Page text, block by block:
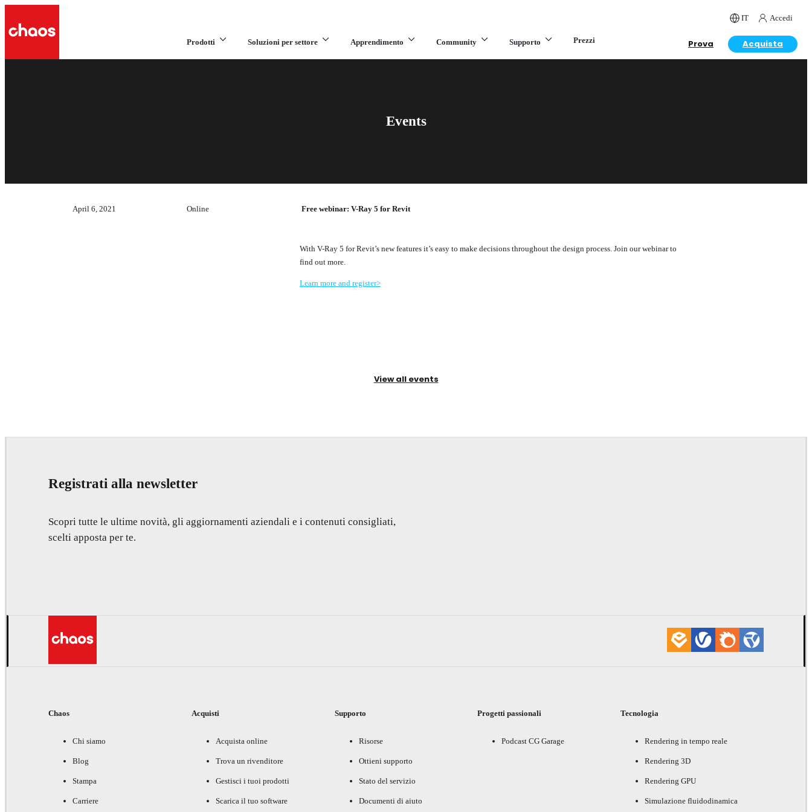
IT Accedi
Prodotti Soluzioni per settore Apprendimento Community Supporto Prezzi Prova Acquista
Events
April 6, 2021 Online Free webinar: V-Ray 5 for Revit
With V-Ray 5 for Revit’s new features it’s easy to make decisions throughout the design process. Join our webinar to
find out more.
Learn more and register>
View all events
Registrati alla newsletter
Scopri tutte le ultime novità, gli aggiornamenti aziendali e i contenuti consigliati,
scelti apposta per te.
Chaos
Chi siamo
Blog
Stampa
Carriere
Acquisti
Acquista online
Trova un rivenditore
Gestisci i tuoi prodotti
Scarica il tuo software
Supporto
Risorse
Ottieni supporto
Stato del servizio
Documenti di aiuto
Progetti passionali
Podcast CG Garage
Tecnologia
Rendering in tempo reale
Rendering 3D
Rendering GPU
Simulazione fluidodinamica